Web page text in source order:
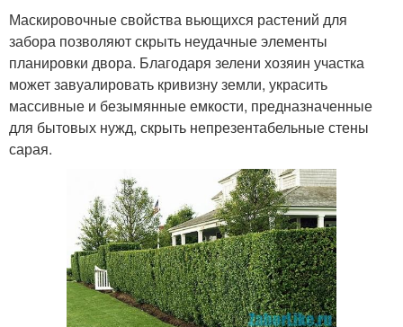
Маскировочные свойства вьющихся растений для
забора позволяют скрыть неудачные элементы
планировки двора. Благодаря зелени хозяин участка
может завуалировать кривизну земли, украсить
массивные и безымянные емкости, предназначенные
для бытовых нужд, скрыть непрезентабельные стены
сарая.